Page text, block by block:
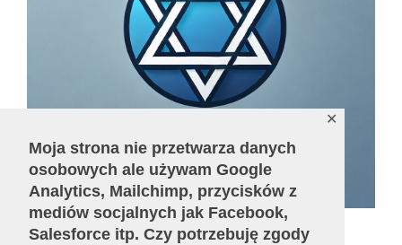
Moja strona nie przetwarza danych
osobowych ale używam Google
Analytics, Mailchimp, przycisków z
mediów socjalnych jak Facebook,
Salesforce itp. Czy potrzebuję zgody
✕